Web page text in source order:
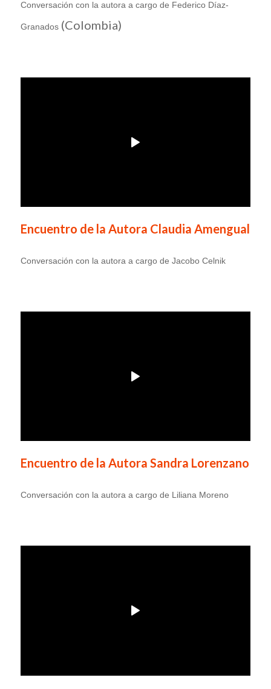
Conversación con la autora a cargo de Federico Díaz-
Granados (Colombia)
Encuentro de la Autora Claudia Amengual
Conversación con la autora a cargo de Jacobo Celnik
Encuentro de la Autora Sandra Lorenzano
Conversación con la autora a cargo de Liliana Moreno